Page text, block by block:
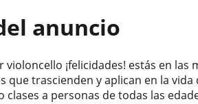
anuncio
¡felicidades! estás en las
que trascienden y aplican en la vida
clases a personas de todas las